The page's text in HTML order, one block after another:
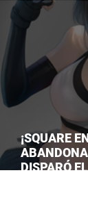
¡SQUARE
DISPARÓ